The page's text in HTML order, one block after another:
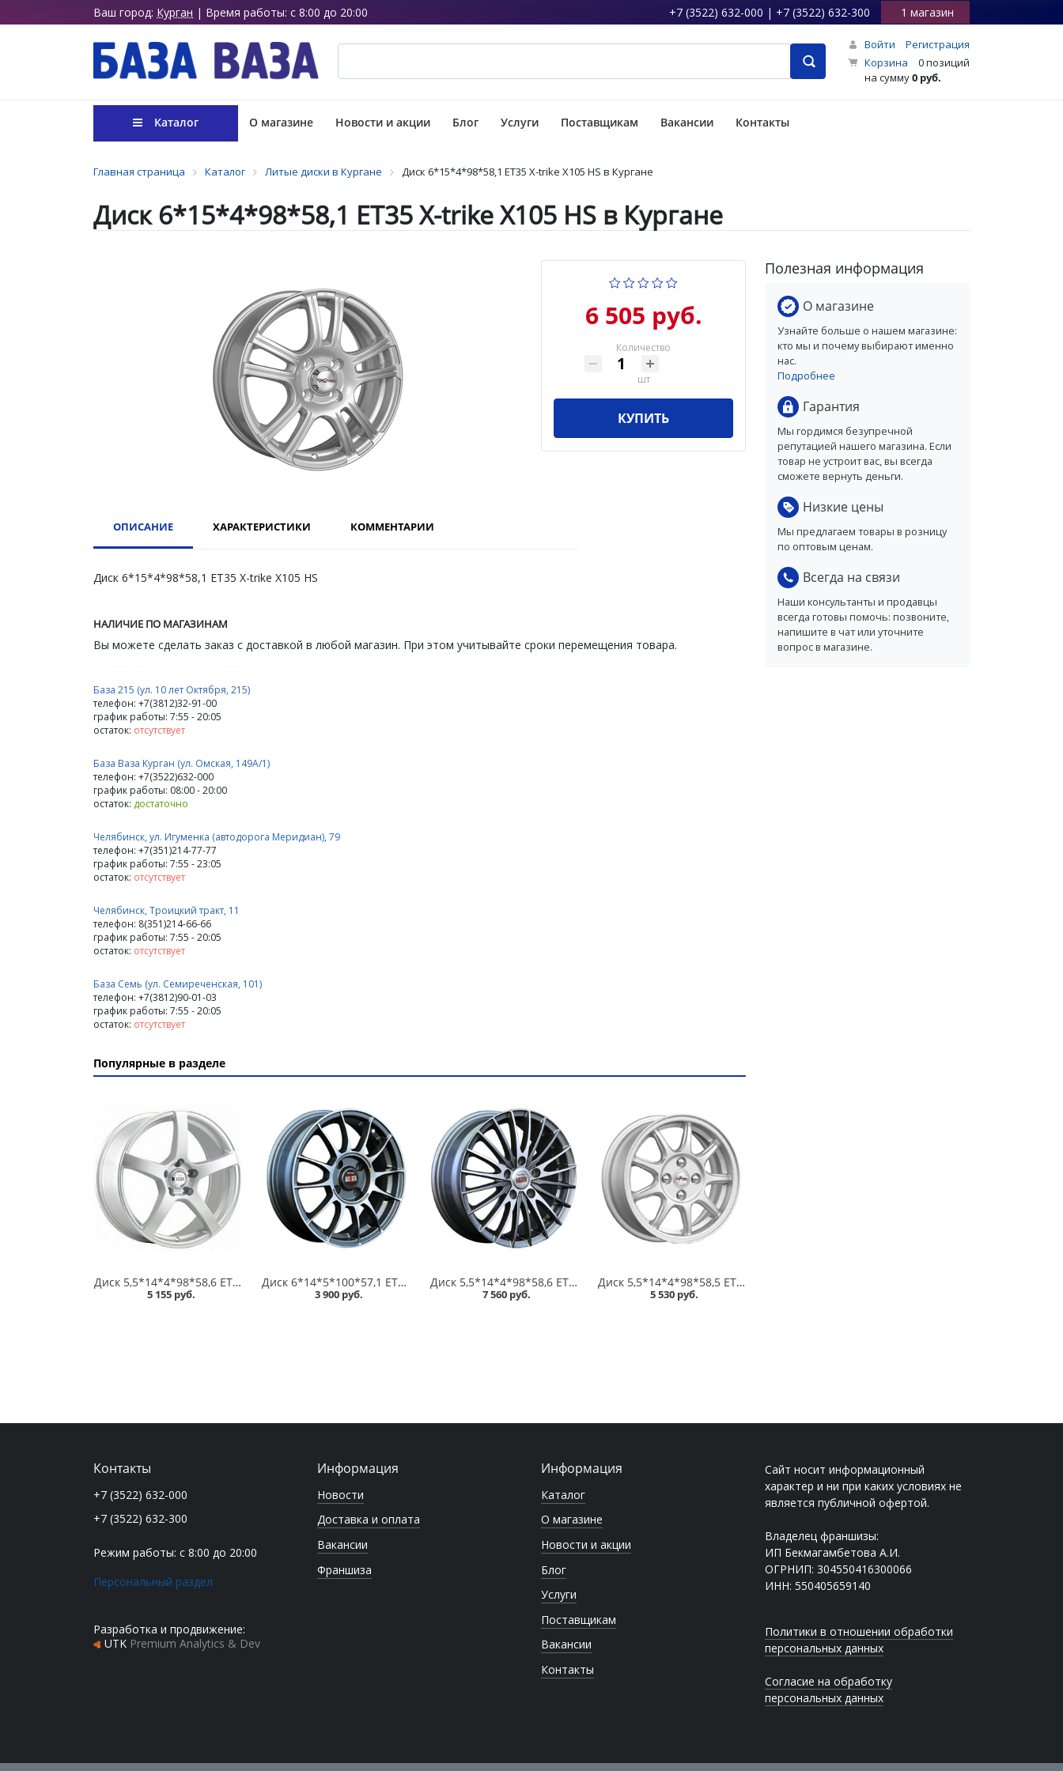
Ваш город: Курган | Время работы: с 8:00 до 20:00 +7 (3522) 632-000 | +7 (3522) 632-300 1 магазин
Войти
Регистрация
Корзина
0 позиций
на сумму0 руб.
Каталог О магазине Новости и акции Блог Услуги Поставщикам Вакансии Контакты
Главная страница Каталог Литые диски в Кургане Диск 6*15*4*98*58,1 ET35 X-trike X105 HS в Кургане
Диск 6*15*4*98*58,1 ET35 X-trike X105 HS в Кургане
6 505 руб.
Количество
шт
КУПИТЬ
ОПИСАНИЕ ХАРАКТЕРИСТИКИ КОММЕНТАРИИ
Диск 6*15*4*98*58,1 ET35 X-trike X105 HS
НАЛИЧИЕ ПО МАГАЗИНАМ
Вы можете сделать заказ с доставкой в любой магазин. При этом учитывайте сроки перемещения товара.
База 215 (ул. 10 лет Октября, 215)
телефон: +7(3812)32-91-00
график работы: 7:55 - 20:05
остаток: отсутствует
База Ваза Курган (ул. Омская, 149А/1)
телефон: +7(3522)632-000
график работы: 08:00 - 20:00
остаток: достаточно
Челябинск, ул. Игуменка (автодорога Меридиан), 79
телефон: +7(351)214-77-77
график работы: 7:55 - 23:05
остаток: отсутствует
Челябинск, Троицкий тракт, 11
телефон: 8(351)214-66-66
график работы: 7:55 - 20:05
остаток: отсутствует
База Семь (ул. Семиреченская, 101)
телефон: +7(3812)90-01-03
график работы: 7:55 - 20:05
остаток: отсутствует
Популярные в разделе
Диск 5,5*14*4*98*58,6 ET35 Alcasta M32 S /серебристый/ в Кургане
5 155 руб.
Диск 6*14*5*100*57,1 ET38 Alcasta M01 GMF в Кургане
3 900 руб.
Диск 5,5*14*4*98*58,6 ET35 Alcasta M02 GMF /темно-серый полированный/ в Кургане
7 560 руб.
Диск 5,5*14*4*98*58,5 ET35 iFree Эвил Нео-классик в Кургане
5 530 руб.
Полезная информация
О магазине
Узнайте больше о нашем магазине:
кто мы и почему выбирают именно
нас.
Подробнее
Гарантия
Мы гордимся безупречной
репутацией нашего магазина. Если
товар не устроит вас, вы всегда
сможете вернуть деньги.
Низкие цены
Мы предлагаем товары в розницу
по оптовым ценам.
Всегда на связи
Наши консультанты и продавцы
всегда готовы помочь: позвоните,
напишите в чат или уточните
вопрос в магазине.
Информация
Новости
Доставка и оплата
Вакансии
Франшиза
Информация
Каталог
О магазине
Новости и акции
Блог
Услуги
Поставщикам
Вакансии
Контакты
Сайт носит информационный
характер и ни при каких условиях не
является публичной офертой.
Владелец франшизы:
ИП Бекмагамбетова А.И.
ОГРНИП: 304550416300066
ИНН: 550405659140
Политики в отношении обработки
персональных данных
Согласие на обработку
персональных данных
Контакты
+7 (3522) 632-000
+7 (3522) 632-300
Режим работы: с 8:00 до 20:00
Персональный раздел
Разработка и продвижение:
UTK Premium Analytics & Dev